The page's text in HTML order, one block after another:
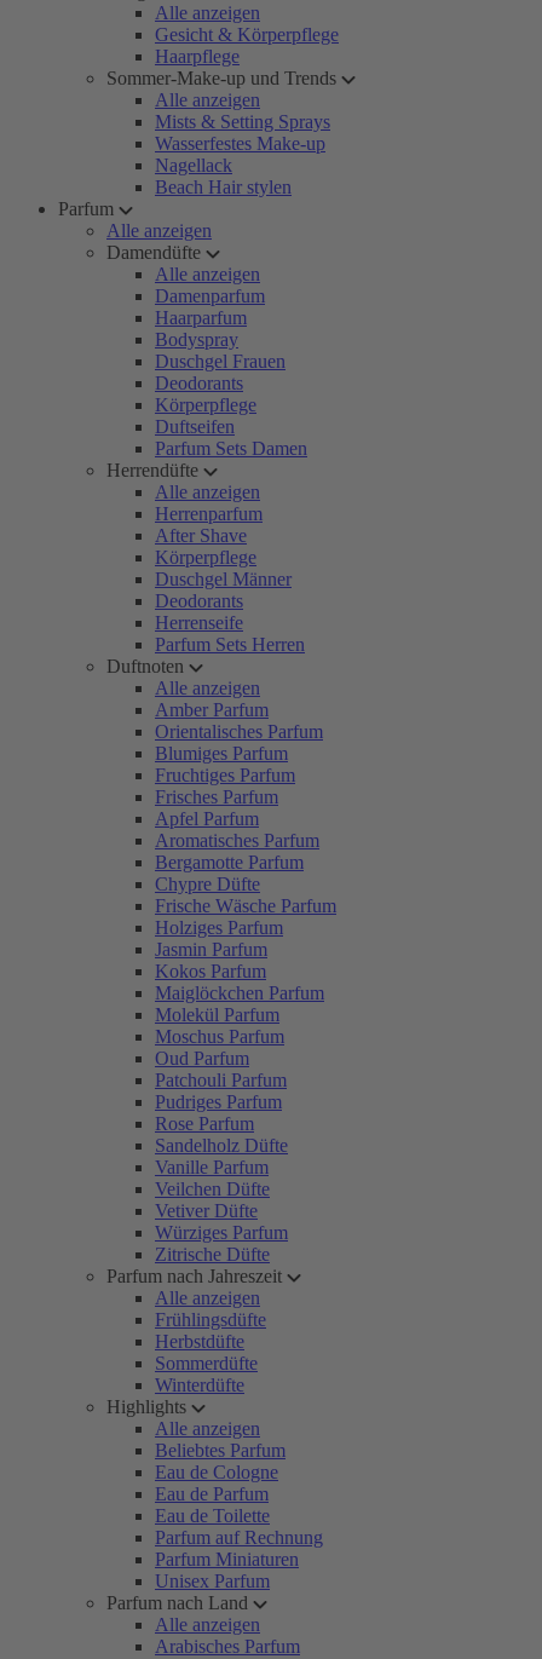
Alle anzeigen
Gesicht & Körperpflege
Haarpflege
Sommer-Make-up und Trends
Alle anzeigen
Mists & Setting Sprays
Wasserfestes Make-up
Nagellack
Beach Hair stylen
Parfum
Alle anzeigen
Damendüfte
Alle anzeigen
Damenparfum
Haarparfum
Bodyspray
Duschgel Frauen
Deodorants
Körperpflege
Duftseifen
Parfum Sets Damen
Herrendüfte
Alle anzeigen
Herrenparfum
After Shave
Körperpflege
Duschgel Männer
Deodorants
Herrenseife
Parfum Sets Herren
Duftnoten
Alle anzeigen
Amber Parfum
Orientalisches Parfum
Blumiges Parfum
Fruchtiges Parfum
Frisches Parfum
Apfel Parfum
Aromatisches Parfum
Bergamotte Parfum
Chypre Düfte
Frische Wäsche Parfum
Holziges Parfum
Jasmin Parfum
Kokos Parfum
Maiglöckchen Parfum
Molekül Parfum
Moschus Parfum
Oud Parfum
Patchouli Parfum
Pudriges Parfum
Rose Parfum
Sandelholz Düfte
Vanille Parfum
Veilchen Düfte
Vetiver Düfte
Würziges Parfum
Zitrische Düfte
Parfum nach Jahreszeit
Alle anzeigen
Frühlingsdüfte
Herbstdüfte
Sommerdüfte
Winterdüfte
Highlights
Alle anzeigen
Beliebtes Parfum
Eau de Cologne
Eau de Parfum
Eau de Toilette
Parfum auf Rechnung
Parfum Miniaturen
Unisex Parfum
Parfum nach Land
Alle anzeigen
Arabisches Parfum